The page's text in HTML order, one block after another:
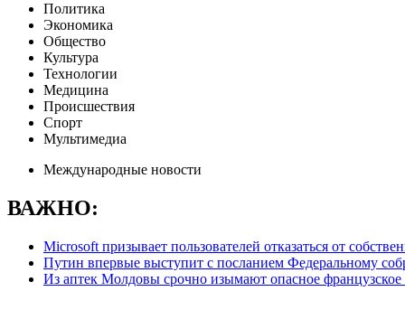
Политика
Экономика
Общество
Культура
Технологии
Медицина
Происшествия
Спорт
Мультимедиа
Международные новости
ВАЖНО:
Microsoft призывает пользователей отказаться от
Путин впервые выступит с посланием Федеральному
Из аптек Молдовы срочно изымают опасное французское